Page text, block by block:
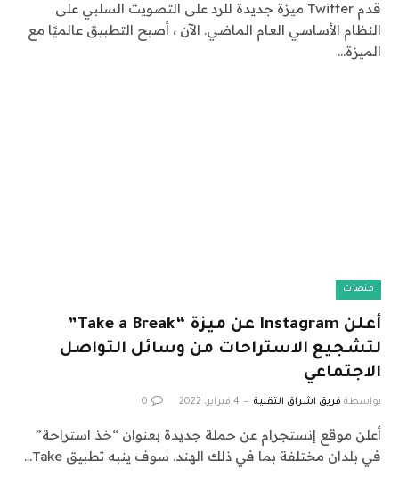
قدم Twitter ميزة جديدة للرد على التصويت السلبي على
النظام الأساسي العام الماضي. الآن ، أصبح التطبيق عالميًا مع
الميزة…
منصات
أعلن Instagram عن ميزة “Take a Break”
لتشجيع الاستراحات من وسائل التواصل
الاجتماعي
بواسطة فريق اشراق التقنية 4 فبراير، 2022 0
أعلن موقع إنستجرام عن حملة جديدة بعنوان “خذ استراحة”
في بلدان مختلفة بما في ذلك الهند. سوف ينبه تطبيق Take…